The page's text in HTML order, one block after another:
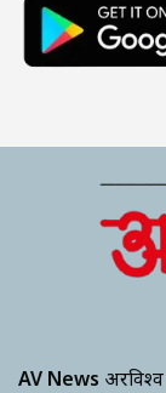
AV News